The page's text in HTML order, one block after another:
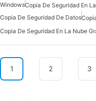
Windows
Copia De Seguridad De Datos
1 2 3